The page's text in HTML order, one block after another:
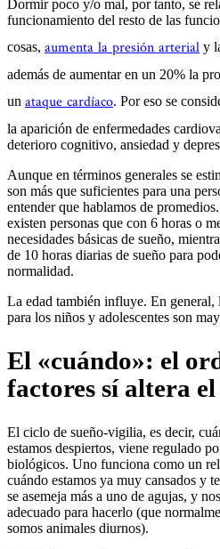
Dormir poco y/o mal, por tanto, se
funcionamiento del resto de las
cosas, aumenta la presión arterial y
además de aumentar en un 20% la
un ataque cardíaco. Por eso se
la aparición de enfermedades
deterioro cognitivo, ansiedad y
Aunque en términos generales se
son más que suficientes para una
entender que hablamos de
existen personas que con 6 horas o
necesidades básicas de sueño,
de 10 horas diarias de sueño para
normalidad.
La edad también influye. En general,
para los niños y adolescentes son
El «cuándo»: el
factores sí altera
El ciclo de sueño-vigilia, es decir,
estamos despiertos, viene regulado
biológicos. Uno funciona como un
cuándo estamos ya muy cansados y
se asemeja más a uno de agujas, y
adecuado para hacerlo (que
somos animales diurnos).